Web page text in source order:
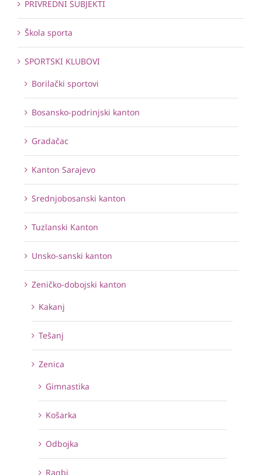
PRIVREDNI SUBJEKTI
Škola sporta
SPORTSKI KLUBOVI
Borilački sportovi
Bosansko-podrinjski kanton
Gradačac
Kanton Sarajevo
Srednjobosanski kanton
Tuzlanski Kanton
Unsko-sanski kanton
Zeničko-dobojski kanton
Kakanj
Tešanj
Zenica
Gimnastika
Košarka
Odbojka
Ragbi